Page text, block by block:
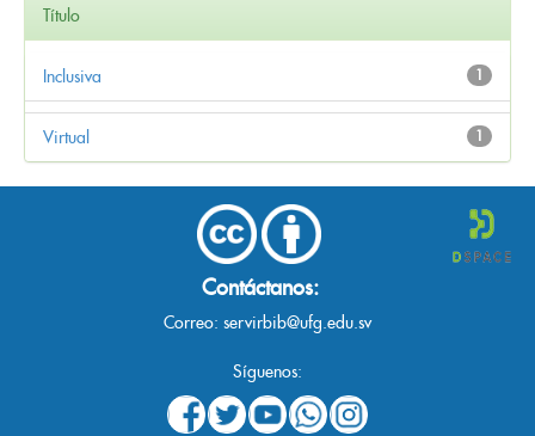
Título
1
Inclusiva
1
Virtual
Contáctanos:
Correo: servirbib@ufg.edu.sv
Síguenos: